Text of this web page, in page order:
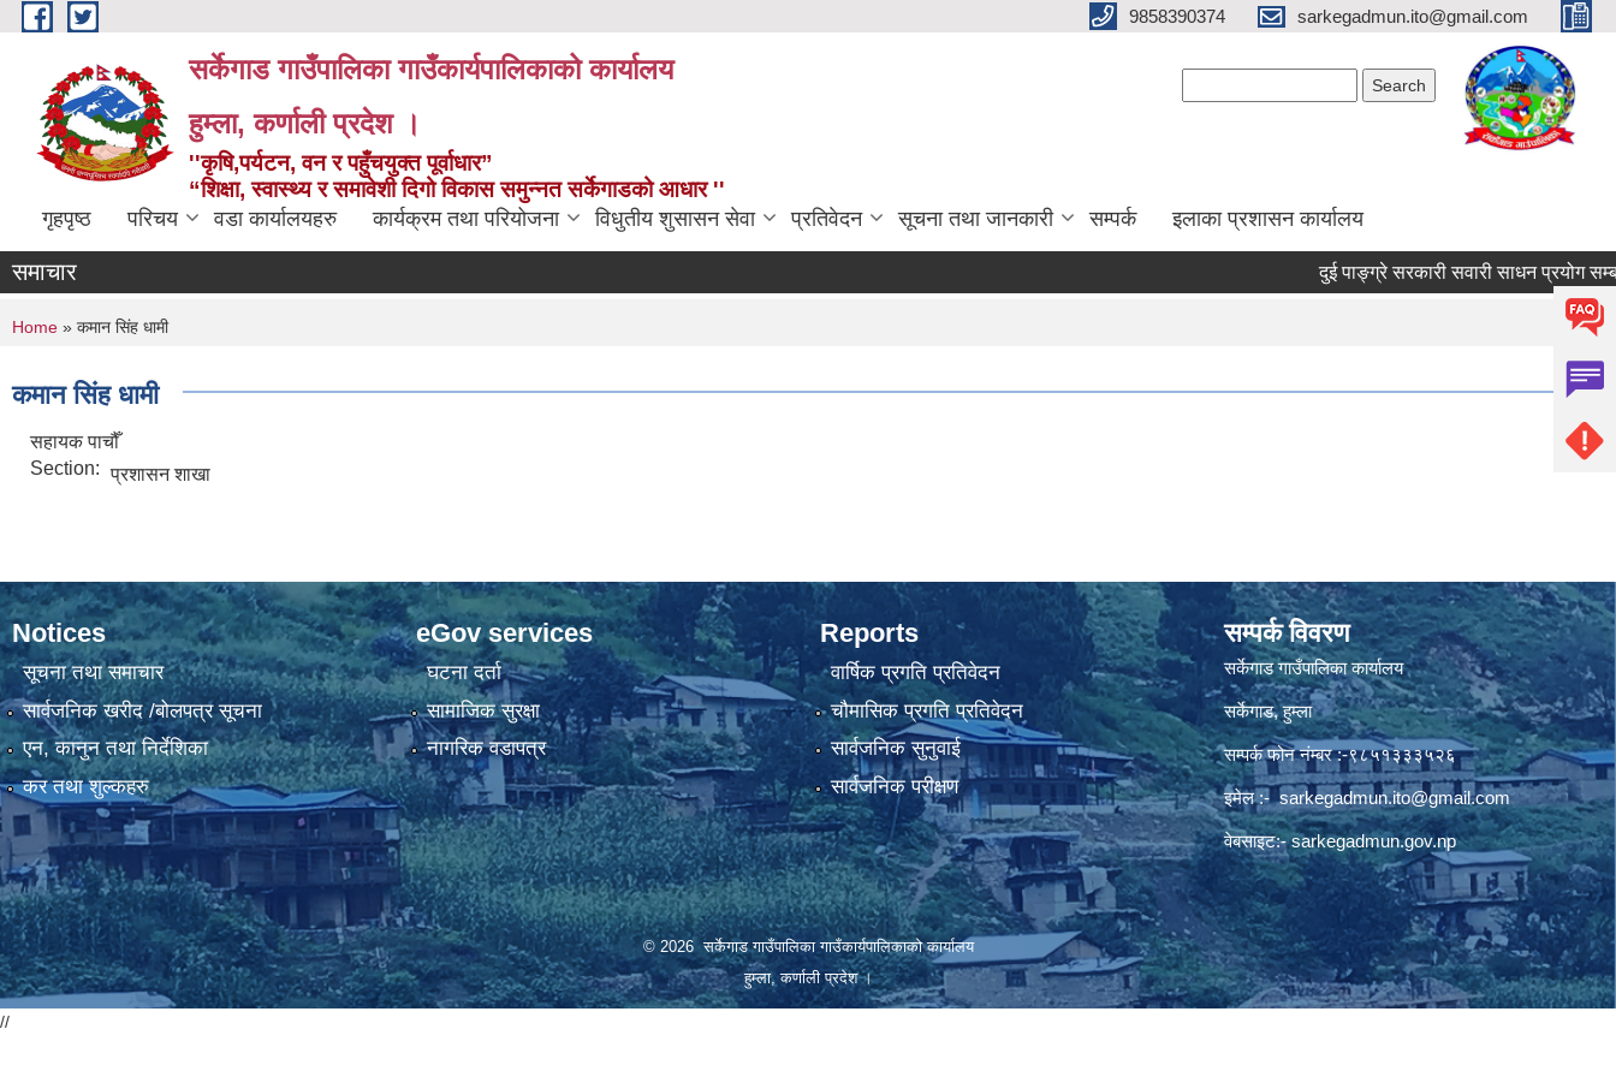
Skip to main content 9858390374 sarkegadmun.ito@gmail.com
सर्केगाड गाउँपालिका गाउँकार्यपालिकाको कार्यालय
हुम्ला, कर्णाली प्रदेश ।
''कृषि,पर्यटन, वन र पहुँचयुक्त पूर्वाधार”
“शिक्षा, स्वास्थ्य र समावेशी दिगो विकास समुन्नत सर्केगाडको आधार ''
गृहपृष्ठ परिचय वडा कार्यालयहरु कार्यक्रम तथा परियोजना विधुतीय शुसासन सेवा प्रतिवेदन सूचना तथा जानकारी सम्पर्क इलाका प्रशासन कार्यालय
समाचार दुई पाङ्ग्रे सरकारी सवारी साधन प्रयोग
You are here
Home » कमान सिंह धामी
कमान सिंह धामी
सहायक पाचौँ
Section: प्रशासन शाखा
Notices
सूचना तथा समाचार
सार्वजनिक खरीद /बोलपत्र सूचना
एन, कानुन तथा निर्देशिका
कर तथा शुल्कहरु
eGov services
घटना दर्ता
सामाजिक सुरक्षा
नागरिक वडापत्र
Reports
वार्षिक प्रगति प्रतिवेदन
चौमासिक प्रगति प्रतिवेदन
सार्वजनिक सुनुवाई
सार्वजनिक परीक्षण
सम्पर्क विवरण
सर्केगाड गाउँपालिका कार्यालय
सर्केगाड, हुम्ला
सम्पर्क फोन नंम्बर :-९८५१३३३५२६
इमेल :-sarkegadmun.ito@gmail.com
वेबसाइट:- sarkegadmun.gov.np
© 2026 सर्केगाड गाउँपालिका गाउँकार्यपालिकाको कार्यालय
हुम्ला, कर्णाली प्रदेश ।
//